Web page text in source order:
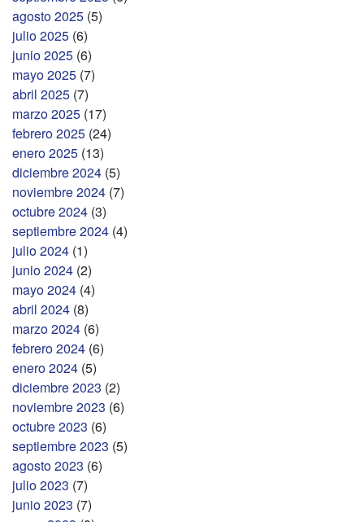
agosto 2025 (5)
julio 2025 (6)
junio 2025 (6)
mayo 2025 (7)
abril 2025 (7)
marzo 2025 (17)
febrero 2025 (24)
enero 2025 (13)
diciembre 2024 (5)
noviembre 2024 (7)
octubre 2024 (3)
septiembre 2024 (4)
julio 2024 (1)
junio 2024 (2)
mayo 2024 (4)
abril 2024 (8)
marzo 2024 (6)
febrero 2024 (6)
enero 2024 (5)
diciembre 2023 (2)
noviembre 2023 (6)
octubre 2023 (6)
septiembre 2023 (5)
agosto 2023 (6)
julio 2023 (7)
junio 2023 (7)